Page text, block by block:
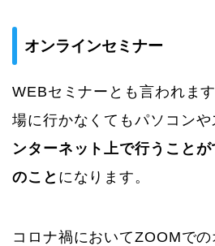
オンラインセミナー
WEBセミナーとも言われま
場に行かなくてもパソコン
ンターネット上で行うこと
のこと になります。
コロナ禍においてZOOMで